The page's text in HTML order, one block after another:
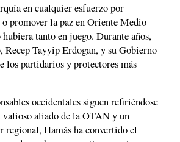
en cualquier esfuerzo por
o promover la paz en Oriente Medio
tanto en juego. Durante años,
Recep Tayyip Erdogan, y su Gobierno
los partidarios y protectores más
occidentales siguen refiriéndose
valioso aliado de la OTAN y un
regional, Hamás ha convertido el